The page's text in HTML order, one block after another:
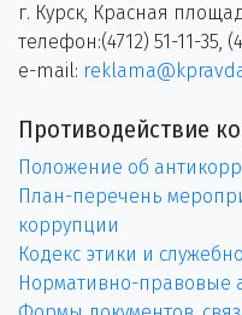
г. Курск, Красная
телефон:(4712) 51-11-35,
e-mail:
Противодействие
Положение об
План-перечень
коррупции
Кодекс этики и
Нормативно-правовые